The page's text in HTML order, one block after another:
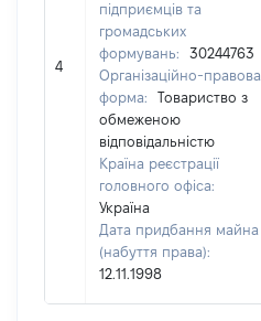
4
підприємців та
громадських
формувань:
30244763
Організаційно-правова
форма:
Товариство з
обмеженою
відповідальністю
Країна реєстрації
головного офіса:
Україна
Дата придбання майна
(набуття права):
12.11.1998